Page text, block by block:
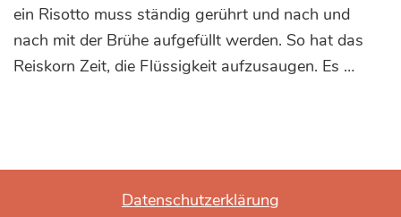
ein Risotto muss ständig gerührt und nach und
nach mit der Brühe aufgefüllt werden. So hat das
Reiskorn Zeit, die Flüssigkeit aufzusaugen. Es …
Datenschutzerklärung